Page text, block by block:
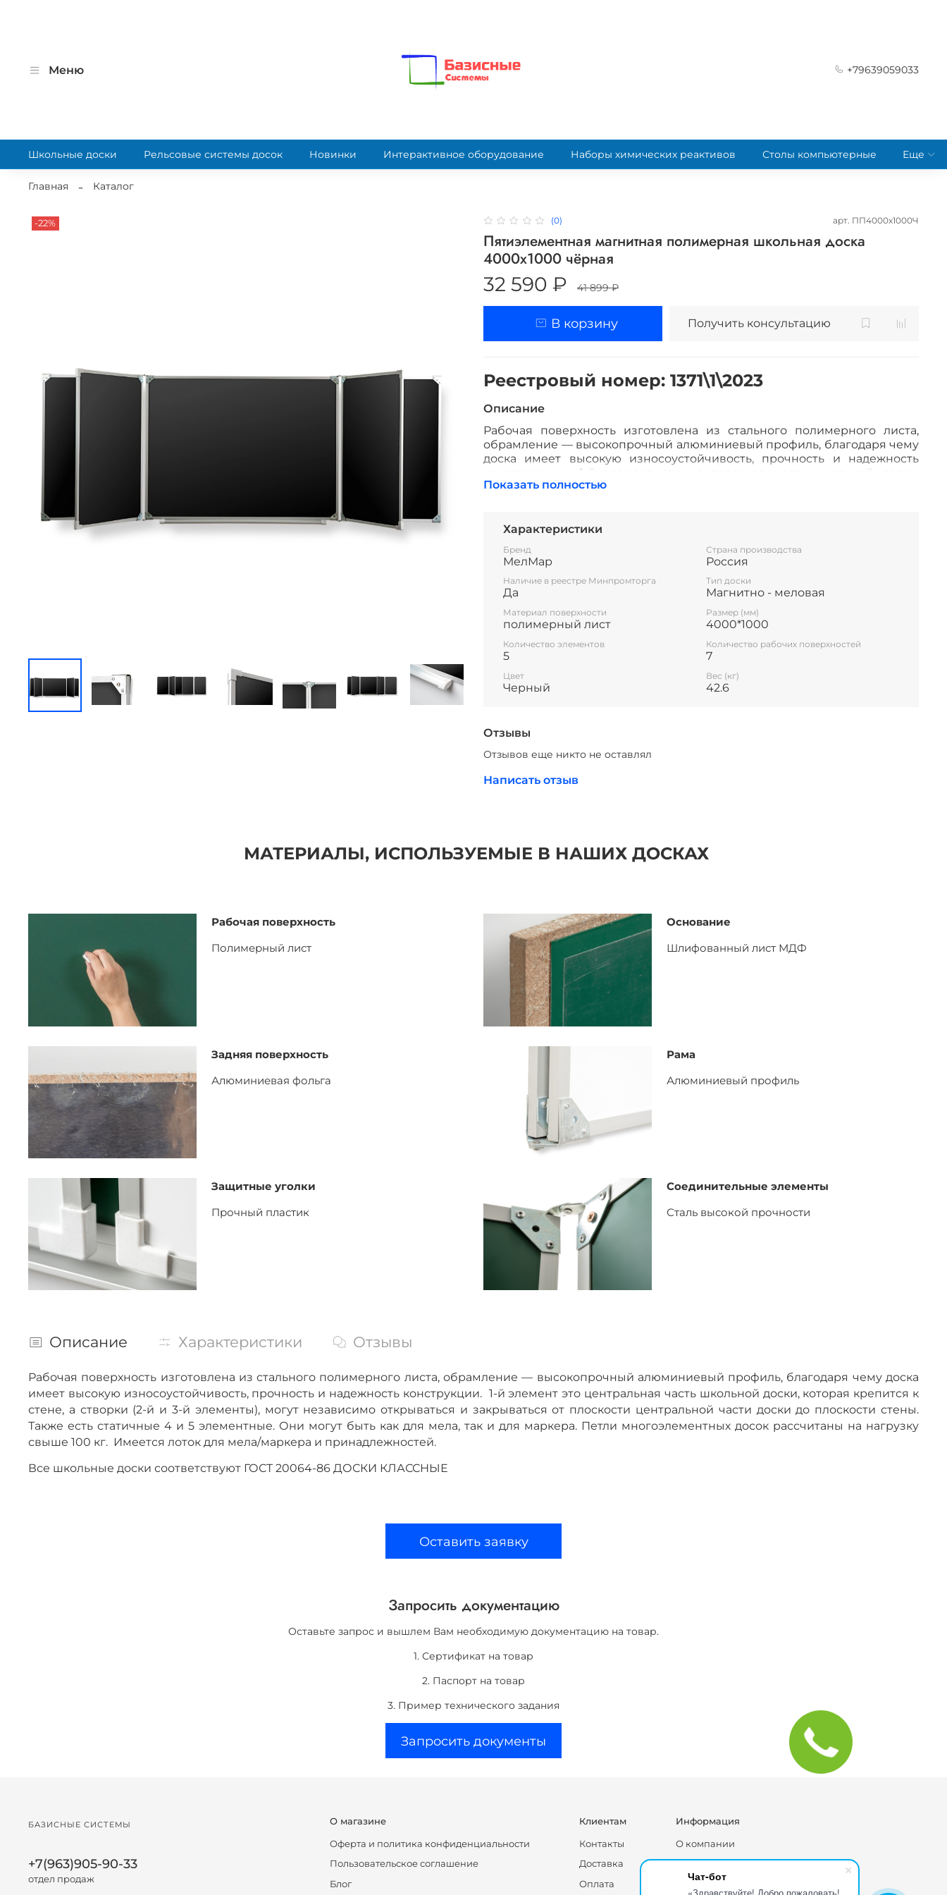
Чат-бот
Меню +79639059033
Школьные доски Рельсовые системы досок Новинки Интерактивное оборудование Наборы химических реактивов Столы компьютерные Еще
Главная Каталог
-22% (0) арт. ПП4000х1000Ч
Пятиэлементная магнитная полимерная школьная доска
4000х1000 чёрная
32 590 ₽ 41 899 ₽
В корзину Получить консультацию
Реестровый номер: 1371\1\2023
Описание
Рабочая поверхность изготовлена из стального полимерного листа,
обрамление — высокопрочный алюминиевый профиль, благодаря чему
доска имеет высокую износоустойчивость, прочность и надежность
конструкции. 1-й элемент это центральная часть школьной доски,
которая крепится к стене, а створки (2-й и 3-й элементы), могут
могут быть как для мела, так и для маркера. Петли многоэлементных
маркера и принадлежностей.
Все школьные доски соответствуют ГОСТ 20064-86 ДОСКИ КЛАССНЫЕ
Показать полностью
Характеристики
Бренд
МелМар
Страна производства
Россия
Наличие в реестре Минпромторга
Да
Тип доски
Магнитно - меловая
Материал поверхности
полимерный лист
Размер (мм)
4000*1000
Количество элементов
5
Количество рабочих поверхностей
7
Цвет
Черный
Вес (кг)
42.6
Отзывы
Отзывов еще никто не оставлял
Написать отзыв
МАТЕРИАЛЫ, ИСПОЛЬЗУЕМЫЕ В НАШИХ ДОСКАХ
Рабочая поверхность
Полимерный лист
Основание
Шлифованный лист МДФ
Задняя поверхность
Алюминиевая фольга
Рама
Алюминиевый профиль
Защитные уголки
Прочный пластик
Соединительные элементы
Сталь высокой прочности
Описание Характеристики Отзывы
Рабочая поверхность изготовлена из стального полимерного листа, обрамление — высокопрочный алюминиевый профиль, благодаря чему доска
имеет высокую износоустойчивость, прочность и надежность конструкции. 1-й элемент это центральная часть школьной доски, которая крепится к
стене, а створки (2-й и 3-й элементы), могут независимо открываться и закрываться от плоскости центральной части доски до плоскости стены.
Также есть статичные 4 и 5 элементные. Они могут быть как для мела, так и для маркера. Петли многоэлементных досок рассчитаны на нагрузку
свыше 100 кг. Имеется лоток для мела/маркера и принадлежностей.
Все школьные доски соответствуют ГОСТ 20064-86 ДОСКИ КЛАССНЫЕ
Оставить заявку
Запросить документацию
Оставьте запрос и вышлем Вам необходимую документацию на товар.
1. Сертификат на товар
2. Паспорт на товар
3. Пример технического задания
Запросить документы
О магазине
Оферта и политика конфиденциальности
Пользовательское соглашение
Блог
Клиентам
Контакты
Доставка
Оплата
Информация
О компании
Блог
БАЗИСНЫЕ СИСТЕМЫ
+7(963)905-90-33
отдел продаж